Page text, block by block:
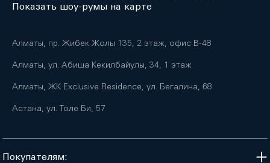
Показать шоу-румы на карте
Алматы, пр. Жибек Жолы 135, 2 этаж, офис B-48
Алматы, ул. Абиша Кекилбайулы, 34, 1 этаж
Алматы, ЖК Exclusive Residence, ул. Бегалина, 68
Астана, ул. Толе Би, 57
Покупателям: